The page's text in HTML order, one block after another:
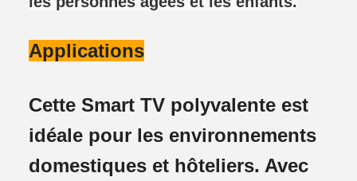
Applications
Cette Smart TV polyvalente est
idéale pour les environnements
domestiques et hôteliers. Avec